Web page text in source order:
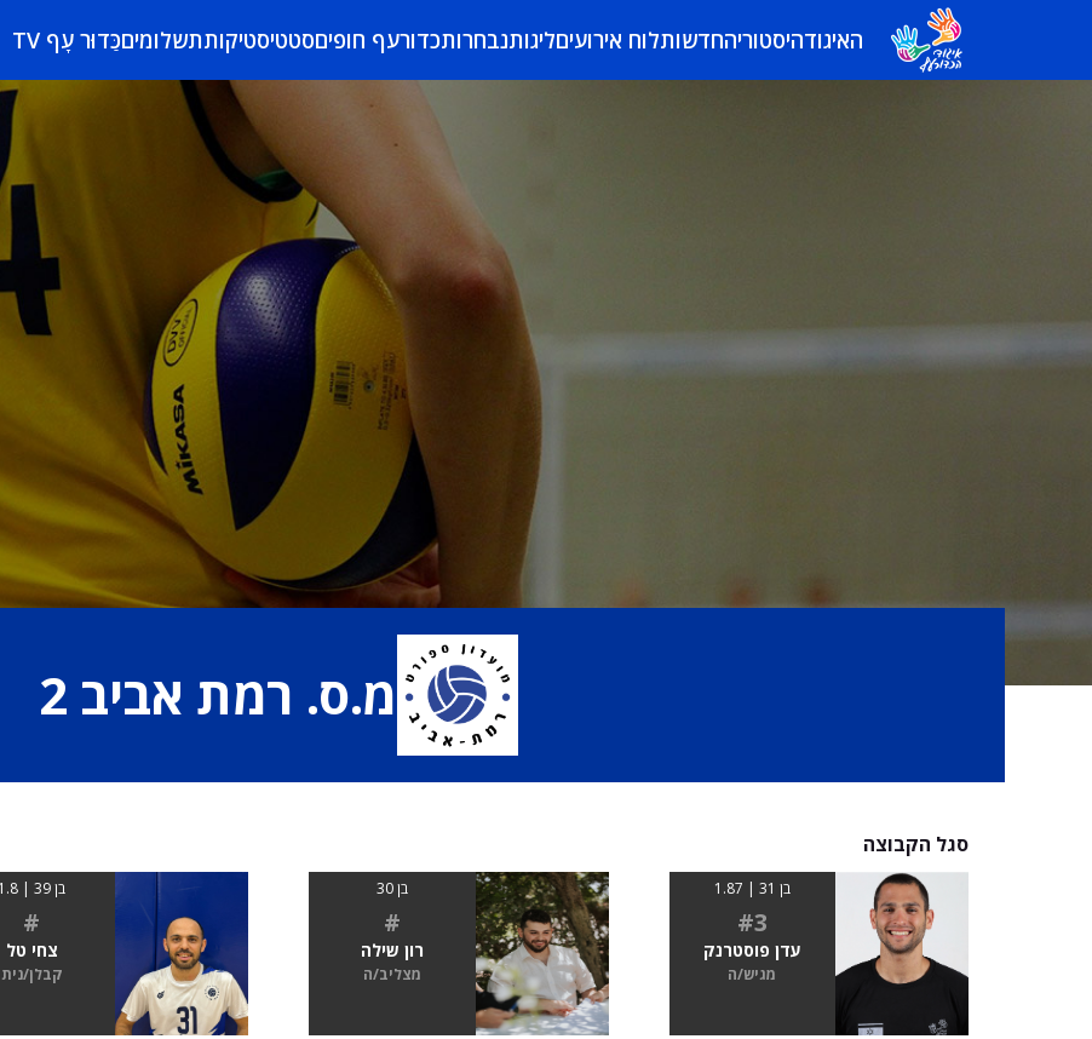
האיגודהיסטוריהחדשותלוח אירועיםליגותנבחרותכדורעף חופיםסטטיסטיקותתשלומיםכַּדוּר עָף TV
מ.ס. רמת אביב 2
סגל הקבוצה
בן 31 | 1.87
#3
עדן פוסטרנק
מגיש/ה
בן 30
#
רון שילה
מצליב/ה
בן 39 | 1.8
#
צחי טל
קבלן/נית